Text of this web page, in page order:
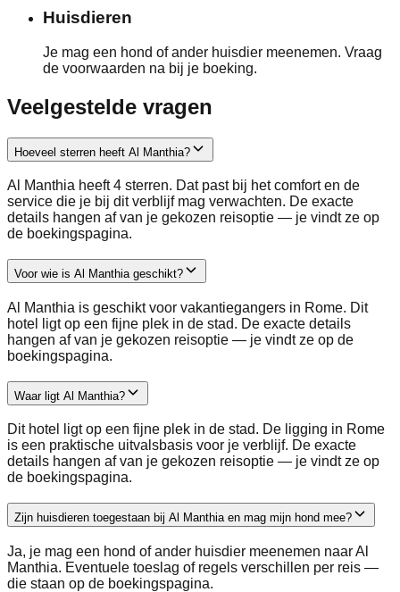
Huisdieren
Je mag een hond of ander huisdier meenemen. Vraag
de voorwaarden na bij je boeking.
Veelgestelde vragen
Hoeveel sterren heeft Al Manthia?
Al Manthia heeft 4 sterren. Dat past bij het comfort en de
service die je bij dit verblijf mag verwachten. De exacte
details hangen af van je gekozen reisoptie — je vindt ze op
de boekingspagina.
Voor wie is Al Manthia geschikt?
Al Manthia is geschikt voor vakantiegangers in Rome. Dit
hotel ligt op een fijne plek in de stad. De exacte details
hangen af van je gekozen reisoptie — je vindt ze op de
boekingspagina.
Waar ligt Al Manthia?
Dit hotel ligt op een fijne plek in de stad. De ligging in Rome
is een praktische uitvalsbasis voor je verblijf. De exacte
details hangen af van je gekozen reisoptie — je vindt ze op
de boekingspagina.
Zijn huisdieren toegestaan bij Al Manthia en mag mijn hond mee?
Ja, je mag een hond of ander huisdier meenemen naar Al
Manthia. Eventuele toeslag of regels verschillen per reis —
die staan op de boekingspagina.